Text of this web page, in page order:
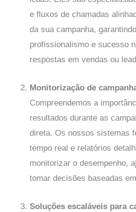
e fluxos de chamadas
da sua campanha,
profissionalismo e sucesso
respostas em vendas ou
Monitorização de
Compreendemos a
resultados durante as
direta. Os nossos sistemas
tempo real e relatórios
monitorizar o desempenho,
tomar decisões baseadas
Soluções escaláveis para